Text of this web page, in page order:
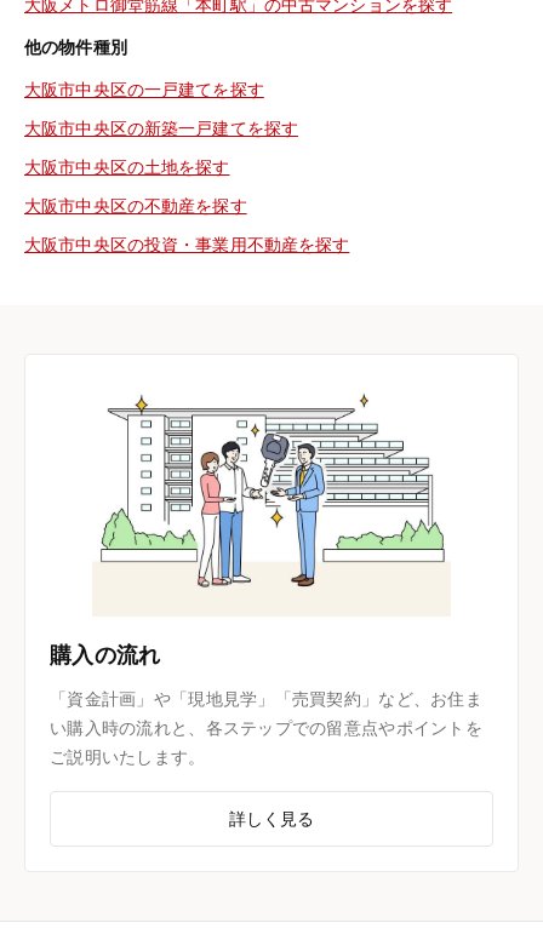
大阪メトロ御堂筋線「本町駅」の中古マンションを探す
他の物件種別
大阪市中央区の一戸建てを探す
大阪市中央区の新築一戸建てを探す
大阪市中央区の土地を探す
大阪市中央区の不動産を探す
大阪市中央区の投資・事業用不動産を探す
購入の流れ
「資金計画」や「現地見学」「売買契約」など、お住ま
い購入時の流れと、各ステップでの留意点やポイントを
ご説明いたします。
詳しく見る